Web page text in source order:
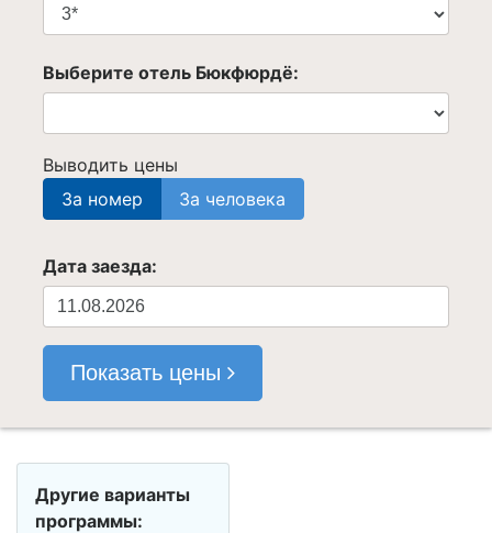
Выберите отель Бюкфюрдё:
Выводить цены
За номер
За человека
Дата заезда:
Показать цены
Другие варианты
программы: